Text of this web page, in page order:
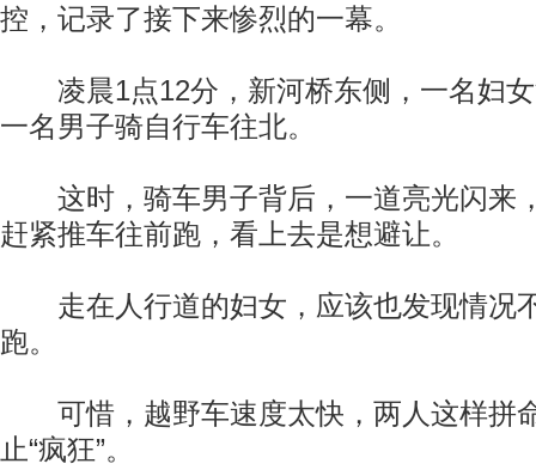
控，记录了接下来惨烈的一幕。
凌晨1点12分，新河桥东侧，一名妇女
一名男子骑自行车往北。
这时，骑车男子背后，一道亮光闪来
赶紧推车往前跑，看上去是想避让。
走在人行道的妇女，应该也发现情况
跑。
可惜，越野车速度太快，两人这样拼
止“疯狂”。